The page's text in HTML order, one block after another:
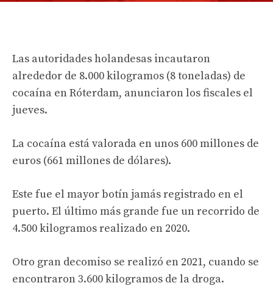
Las autoridades holandesas incautaron
alrededor de 8.000 kilogramos (8 toneladas) de
cocaína en Róterdam, anunciaron los fiscales el
jueves.
La cocaína está valorada en unos 600 millones de
euros (661 millones de dólares).
Este fue el mayor botín jamás registrado en el
puerto. El último más grande fue un recorrido de
4.500 kilogramos realizado en 2020.
Otro gran decomiso se realizó en 2021, cuando se
encontraron 3.600 kilogramos de la droga.